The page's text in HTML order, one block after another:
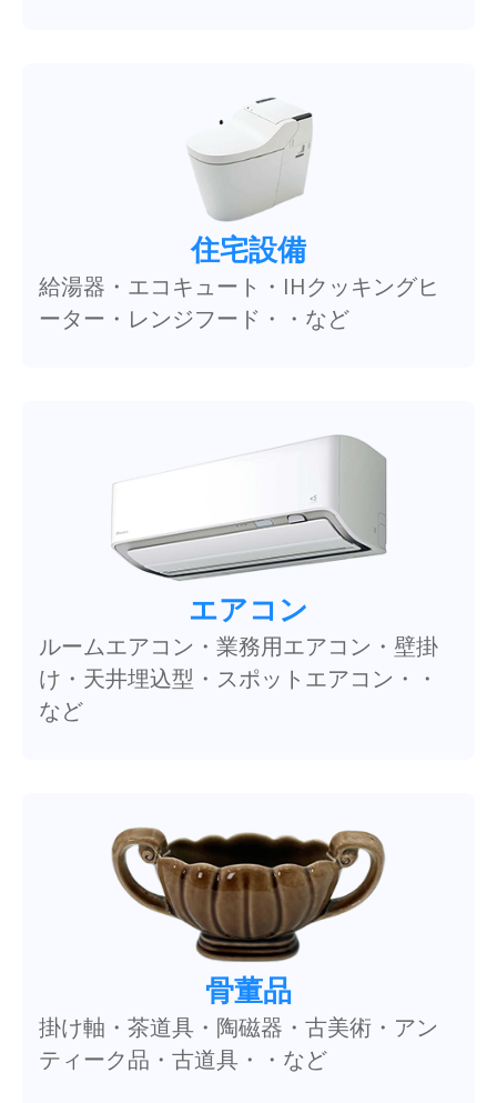
住宅設備
給湯器・エコキュート・IHクッキングヒ
ーター・レンジフード・・など
エアコン
ルームエアコン・業務用エアコン・壁掛
け・天井埋込型・スポットエアコン・・
など
骨董品
掛け軸・茶道具・陶磁器・古美術・アン
ティーク品・古道具・・など